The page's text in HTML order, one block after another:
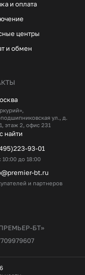
БТ»
и оплата
центры
и обмен
ул., д.
этаж 2, офис 231
найти
93-01
10:00 до 18:00
bt.ru
и партнеров